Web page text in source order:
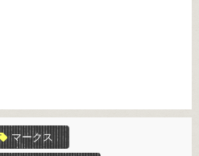
マークス